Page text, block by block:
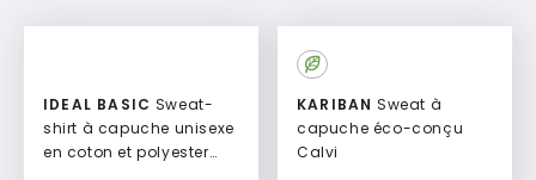
IDEAL BASIC
shirt à capuche unisexe
en coton et polyester
Culte
KARIBAN
capuche éco-conçu
Calvi